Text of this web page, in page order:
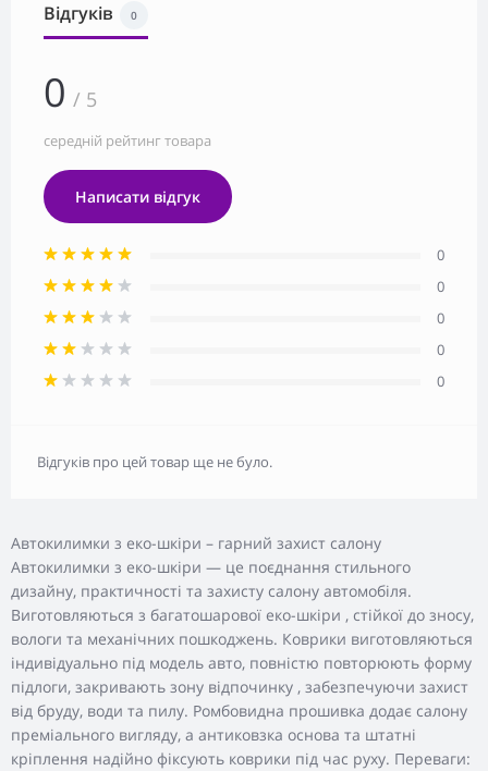
Автокилимки з еко-шкіри – гарний захист салону
Автокилимки з еко-шкіри — це поєднання стильного
дизайну, практичності та захисту салону автомобіля.
Виготовляються з багатошарової еко-шкіри , стійкої до зносу,
вологи та механічних пошкоджень. Коврики виготовляються
індивідуально під модель авто, повністю повторюють форму
підлоги, закривають зону відпочинку , забезпечуючи захист
від бруду, води та пилу. Ромбовидна прошивка додає салону
преміального вигляду, а антиковзка основа та штатні
кріплення надійно фіксують коврики під час руху. Переваги:
Відгуків 0
0 / 5
середній рейтинг товара
Написати відгук
0
0
0
0
0
Відгуків про цей товар ще не було.